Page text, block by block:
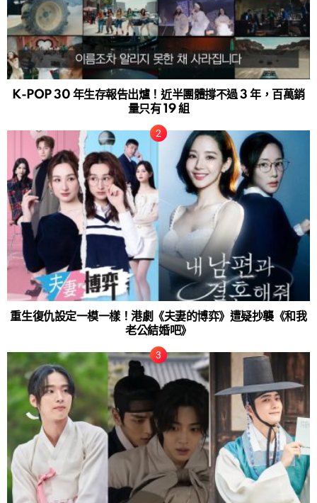
K-POP 30 年生存報告出爐！近半團體撐不過 3 年，百萬銷
量只有 19 組
重生復仇設定一模一樣！港劇《夫妻的博弈》遭疑抄襲《和我
老公結婚吧》